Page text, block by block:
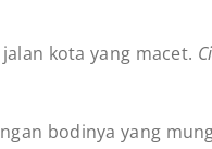
kota yang macet.
bodinya yang